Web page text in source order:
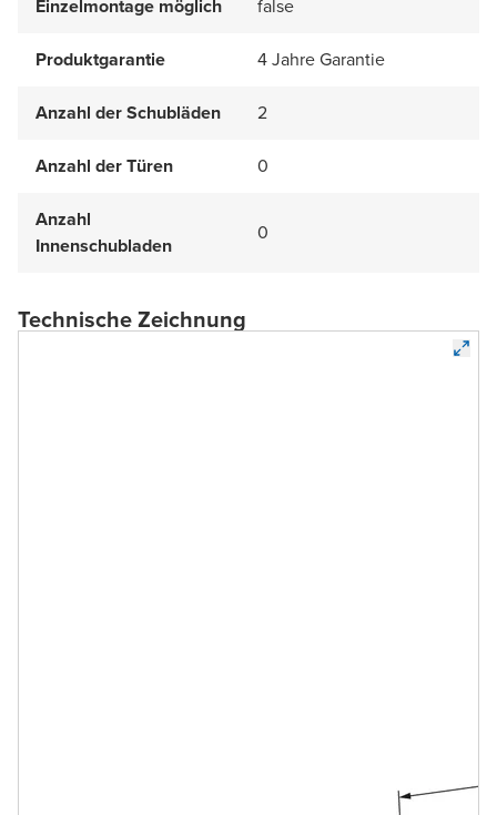
Einzelmontage möglich false
Produktgarantie 4 Jahre Garantie
Anzahl der Schubläden 2
Anzahl der Türen 0
Anzahl
Innenschubladen
0
Technische Zeichnung